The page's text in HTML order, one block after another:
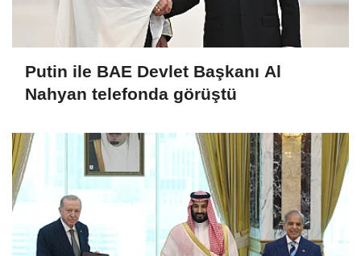
Putin ile BAE Devlet Başkanı Al
Nahyan telefonda görüştü